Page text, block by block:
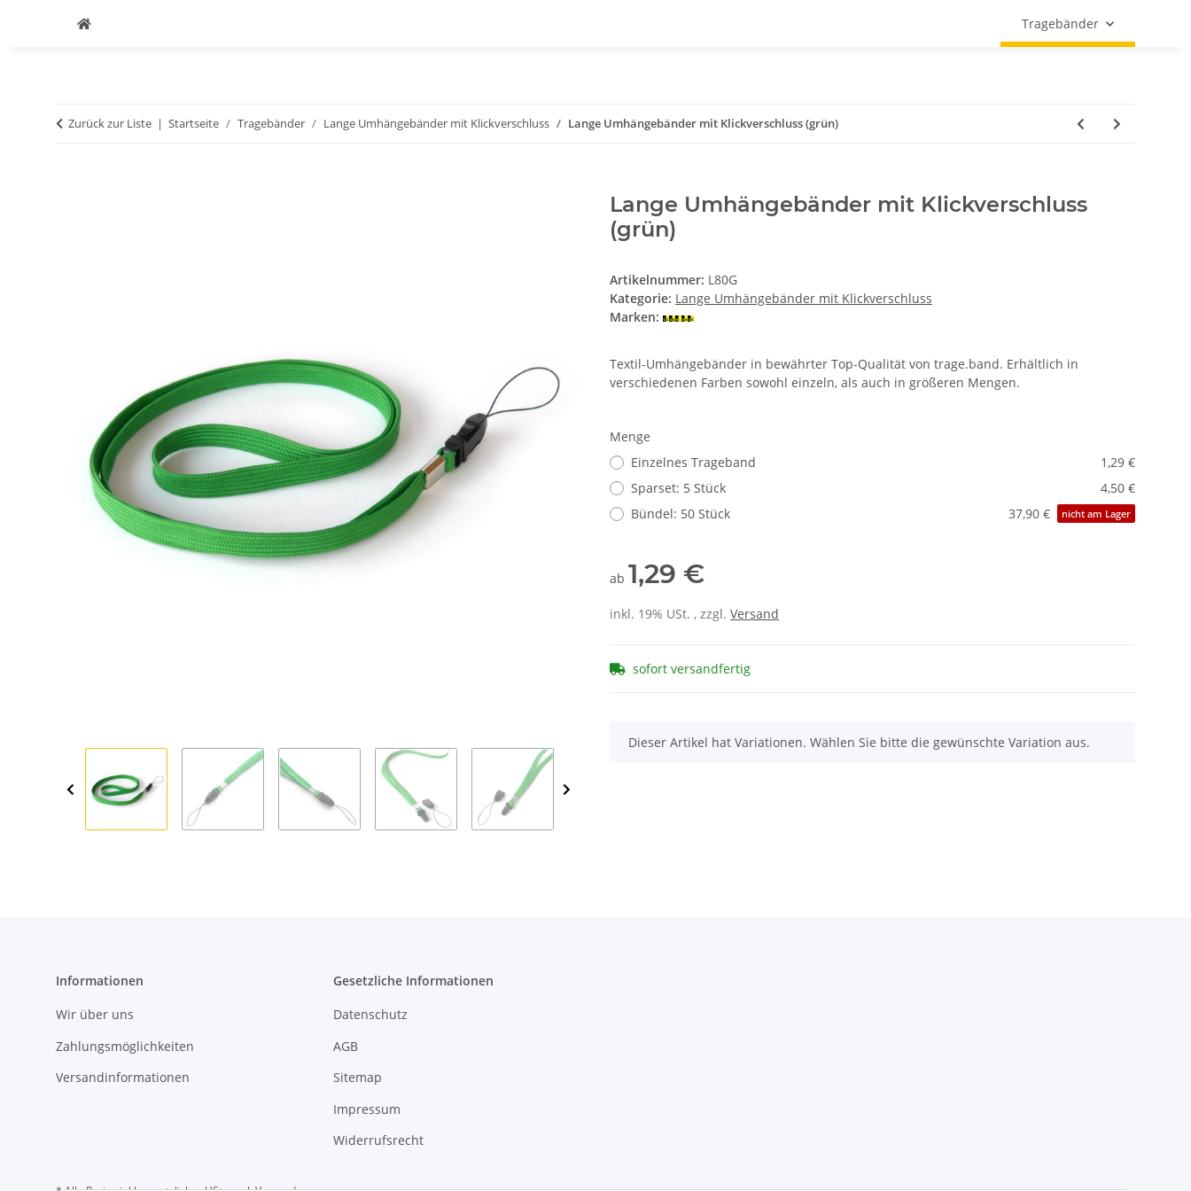
Tragebänder
Zurück zur Liste Startseite Tragebänder Lange Umhängebänder mit Klickverschluss Lange Umhängebänder mit Klickverschluss (grün)
Lange Umhängebänder mit Klickverschluss
(grün)
Artikelnummer: L80G
Kategorie: Lange Umhängebänder mit Klickverschluss
Marken:
Textil-Umhängebänder in bewährter Top-Qualität von trage.band. Erhältlich in
verschiedenen Farben sowohl einzeln, als auch in größeren Mengen.
Menge
Einzelnes Trageband
1,29 €
Sparset: 5 Stück
4,50 €
Bündel: 50 Stück
37,90 € nicht am Lager
ab 1,29 €
inkl. 19% USt. , zzgl. Versand
sofort versandfertig
x
Dieser Artikel hat Variationen. Wählen Sie bitte die gewünschte Variation aus.
Informationen
Wir über uns
Zahlungsmöglichkeiten
Versandinformationen
Gesetzliche Informationen
Datenschutz
AGB
Sitemap
Impressum
Widerrufsrecht